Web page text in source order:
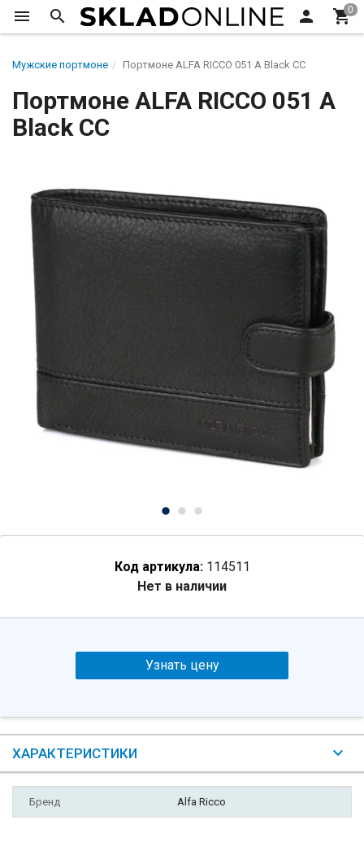
Мужские портмоне Портмоне ALFA RICCO 051 А Black CC
Портмоне ALFA RICCO 051 А
Black CC
Код артикула: 114511
Нет в наличии
Узнать цену
ХАРАКТЕРИСТИКИ
Бренд Alfa Ricco